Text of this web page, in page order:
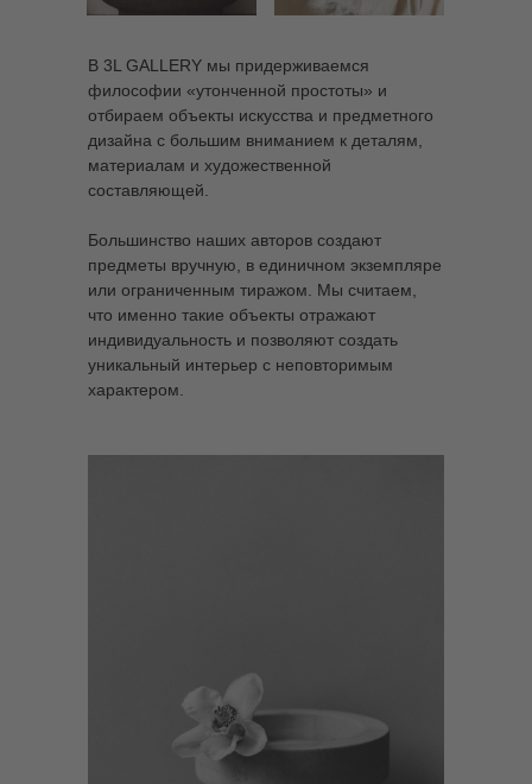
В 3L GALLERY мы придерживаемся
философии «утонченной простоты» и
отбираем объекты искусства и предметного
дизайна с большим вниманием к деталям,
материалам и художественной
составляющей.
Большинство наших авторов создают
предметы вручную, в единичном экземпляре
или ограниченным тиражом. Мы считаем,
что именно такие объекты отражают
индивидуальность и позволяют создать
уникальный интерьер с неповторимым
характером.